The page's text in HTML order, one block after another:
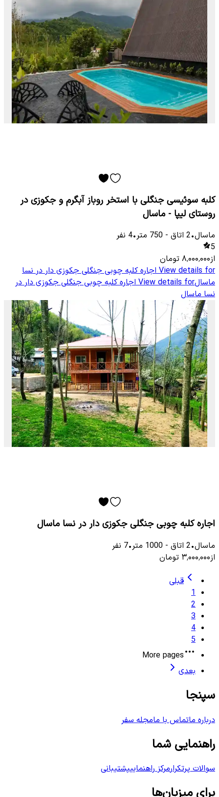
کلبه سوئیسی جنگلی با استخر روباز آبگرم و جکوزی در
روستای لیپا - ماسال
ماسال•
2 اتاق -
750 متر•
4 نفر
5
از۸٬۰۰۰٬۰۰۰ تومان
View details for اجاره کلبه چوبی جنگلی جکوزی دار در نسا
ماسالView details for اجاره کلبه چوبی جنگلی جکوزی دار در
نسا ماسال
اجاره کلبه چوبی جنگلی جکوزی دار در نسا ماسال
ماسال•
2 اتاق -
1000 متر•
7 نفر
از۳٬۰۰۰٬۰۰۰ تومان
قبلی
1
2
3
4
5
More pages
بعدی
سپنجا
درباره ماتماس با مامجله سفر
راهنمایی شما
سوالات پرتکرارمرکز راهنماییپشتیبانی
برای میزبان‌ها